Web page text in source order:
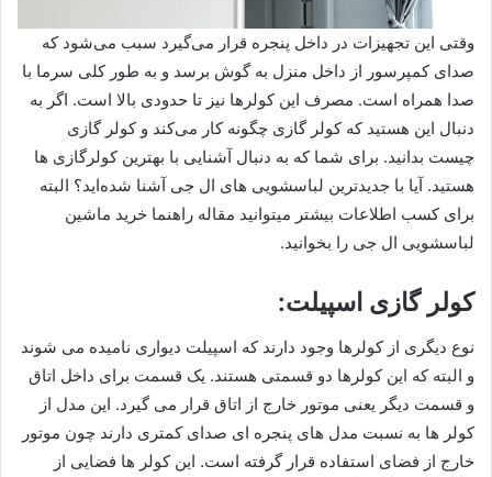
وقتی این تجهیزات در داخل پنجره قرار می‌گیرد سبب می‌شود که
صدای کمپرسور از داخل منزل به گوش برسد و به طور کلی سرما با
صدا همراه است. مصرف این کولرها نیز تا حدودی بالا است. اگر به
دنبال این هستید که کولر گازی چگونه کار می‌کند و کولر گازی
چیست بدانید. برای شما که به دنبال آشنایی با بهترین کولرگازی ها
هستید. آیا با جدیدترین لباسشویی های ال جی آشنا شده‌اید؟ البته
برای کسب اطلاعات بیشتر میتوانید مقاله راهنما خرید ماشین
لباسشویی ال جی را بخوانید.
کولر گازی اسپیلت:
نوع دیگری از کولرها وجود دارند که اسپیلت دیواری نامیده می شوند
و البته که این کولرها دو قسمتی هستند. یک قسمت برای داخل اتاق
و قسمت دیگر یعنی موتور خارج از اتاق قرار می گیرد. این مدل از
کولر ها به نسبت مدل های پنجره ای صدای کمتری دارند چون موتور
خارج از فضای استفاده قرار گرفته است. این کولر ها فضایی از